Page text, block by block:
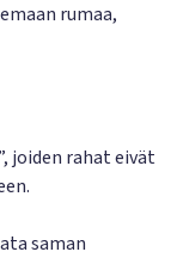
rumaa,
joiden rahat eivät
saman